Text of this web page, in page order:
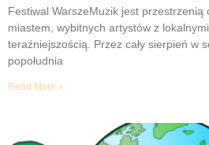
Festiwal WarszeMuzik jest przestrzenią
miastem, wybitnych artystów z
teraźniejszością. Przez cały sierpień w
popołudnia
Read More »